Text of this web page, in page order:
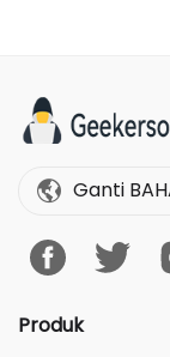
Ganti
Produk